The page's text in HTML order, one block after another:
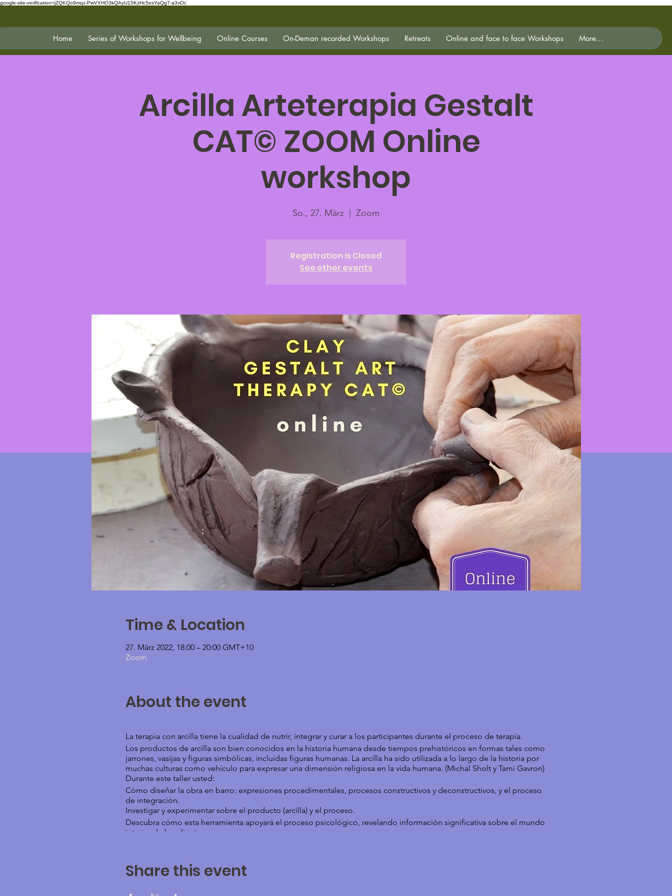
google-site-verification=jZQKQo9mqz-PwVXHO3kQAyU15KzHc5esYaQg7-a3vOc
Home Series of Workshops for Wellbeing Online Courses On-Deman recorded Workshops Retreats Online and face to face Workshops More...
Arcilla Arteterapia Gestalt
CAT© ZOOM Online
workshop
So., 27. März Zoom
Registration is Closed
See other events
Time & Location
27. März 2022, 18:00 – 20:00 GMT+10
Zoom
About the event
La terapia con arcilla tiene la cualidad de nutrir, integrar y curar a los participantes durante el proceso de terapia.
Los productos de arcilla son bien conocidos en la historia humana desde tiempos prehistóricos en formas tales como
jarrones, vasijas y figuras simbólicas, incluidas figuras humanas. La arcilla ha sido utilizada a lo largo de la historia por
muchas culturas como vehículo para expresar una dimensión religiosa en la vida humana. (Michal Sholt y Tami Gavron)
Durante este taller usted:
Cómo diseñar la obra en barro: expresiones procedimentales, procesos constructivos y deconstructivos, y el proceso
de integración.
Investigar y experimentar sobre el producto (arcilla) y el proceso.
Descubra cómo esta herramienta apoyará el proceso psicológico, revelando información significativa sobre el mundo
interior de los clientes.
trabajo con arcilla.
Ofrezca opciones al cliente para comunicarse en un nuevo idioma, el trabajo con arcilla implica un modo de
Share this event